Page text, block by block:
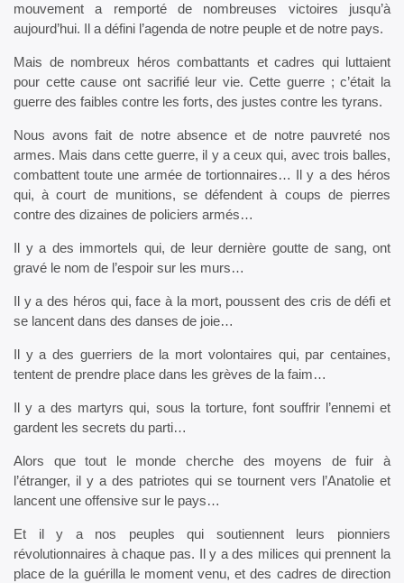
mouvement a remporté de nombreuses victoires jusqu’à
aujourd’hui. Il a défini l’agenda de notre peuple et de notre pays.
Mais de nombreux héros combattants et cadres qui luttaient
pour cette cause ont sacrifié leur vie. Cette guerre ; c’était la
guerre des faibles contre les forts, des justes contre les tyrans.
Nous avons fait de notre absence et de notre pauvreté nos
armes. Mais dans cette guerre, il y a ceux qui, avec trois balles,
combattent toute une armée de tortionnaires… Il y a des héros
qui, à court de munitions, se défendent à coups de pierres
contre des dizaines de policiers armés…
Il y a des immortels qui, de leur dernière goutte de sang, ont
gravé le nom de l’espoir sur les murs…
Il y a des héros qui, face à la mort, poussent des cris de défi et
se lancent dans des danses de joie…
Il y a des guerriers de la mort volontaires qui, par centaines,
tentent de prendre place dans les grèves de la faim…
Il y a des martyrs qui, sous la torture, font souffrir l’ennemi et
gardent les secrets du parti…
Alors que tout le monde cherche des moyens de fuir à
l’étranger, il y a des patriotes qui se tournent vers l’Anatolie et
lancent une offensive sur le pays…
Et il y a nos peuples qui soutiennent leurs pionniers
révolutionnaires à chaque pas. Il y a des milices qui prennent la
place de la guérilla le moment venu, et des cadres de direction